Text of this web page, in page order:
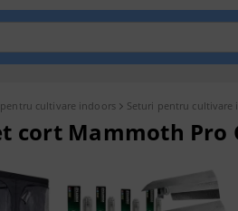
cultivare indoors Seturi pentru cultivare
cort Mammoth Pro